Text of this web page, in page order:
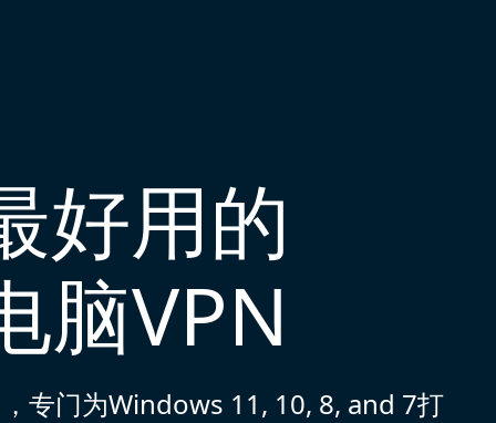
好用的
脑VPN
专门为Windows 11, 10, 8, and 7打